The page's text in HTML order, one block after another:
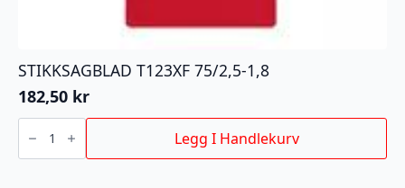
STIKKSAGBLAD T123XF 75/2,5-1,8
182,50 kr
STIKKSAGBLAD
T123XF
75/2,5-
1,8
Legg I Handlekurv